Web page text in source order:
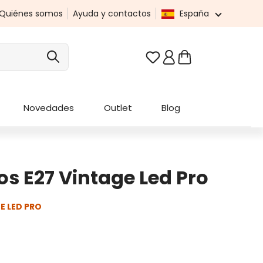
somos Ayuda y contactos España
Tienes 0 artículos en
Novedades Outlet Blog
E27 Vintage Led Pro
LED PRO